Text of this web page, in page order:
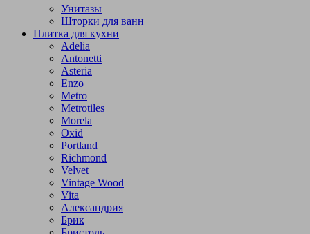
Унитазы
Шторки для ванн
Плитка для кухни
Adelia
Antonetti
Asteria
Enzo
Metro
Metrotiles
Morela
Oxid
Portland
Richmond
Velvet
Vintage Wood
Vita
Александрия
Брик